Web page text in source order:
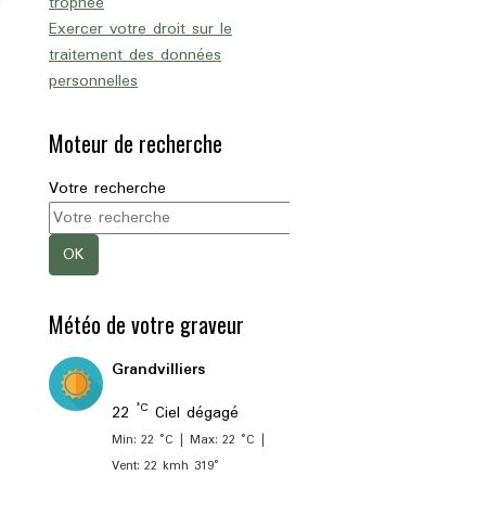
Exercer votre droit sur le
traitement des données
personnelles
Moteur de recherche
Votre recherche
OK
Météo de votre graveur
Grandvilliers
22 °C Ciel dégagé
Min: 22 °C | Max: 22 °C |
Vent: 22 kmh 319°